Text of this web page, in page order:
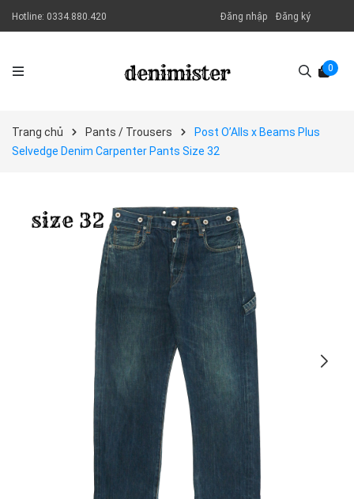
Hotline: 0334.880.420 Đăng nhập Đăng ký
0
Trang chủ Pants / Trousers
Post O’Alls x Beams Plus
Selvedge Denim Carpenter Pants Size 32